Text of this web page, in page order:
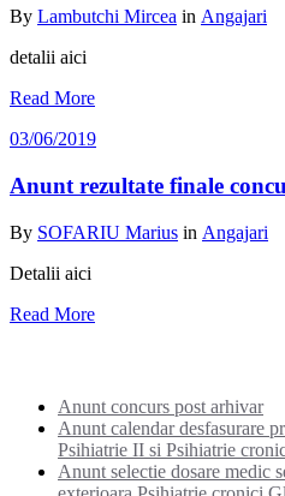
By Lambutchi Mircea in Angajari
detalii aici
Read More
03/06/2019
Anunt rezultate finale
By SOFARIU Marius in Angajari
Detalii aici
Read More
Anunt concurs post arhivar
Anunt calendar desfasurare
Psihiatrie II si Psihiatrie
Anunt selectie dosare medic